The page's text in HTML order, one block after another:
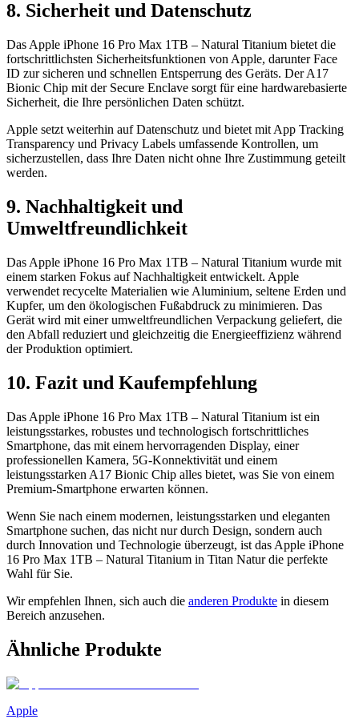
8. Sicherheit und Datenschutz
Das Apple iPhone 16 Pro Max 1TB – Natural Titanium bietet die
fortschrittlichsten Sicherheitsfunktionen von Apple, darunter Face
ID zur sicheren und schnellen Entsperrung des Geräts. Der A17
Bionic Chip mit der Secure Enclave sorgt für eine hardwarebasierte
Sicherheit, die Ihre persönlichen Daten schützt.
Apple setzt weiterhin auf Datenschutz und bietet mit App Tracking
Transparency und Privacy Labels umfassende Kontrollen, um
sicherzustellen, dass Ihre Daten nicht ohne Ihre Zustimmung geteilt
werden.
9. Nachhaltigkeit und
Umweltfreundlichkeit
Das Apple iPhone 16 Pro Max 1TB – Natural Titanium wurde mit
einem starken Fokus auf Nachhaltigkeit entwickelt. Apple
verwendet recycelte Materialien wie Aluminium, seltene Erden und
Kupfer, um den ökologischen Fußabdruck zu minimieren. Das
Gerät wird mit einer umweltfreundlichen Verpackung geliefert, die
den Abfall reduziert und gleichzeitig die Energieeffizienz während
der Produktion optimiert.
10. Fazit und Kaufempfehlung
Das Apple iPhone 16 Pro Max 1TB – Natural Titanium ist ein
leistungsstarkes, robustes und technologisch fortschrittliches
Smartphone, das mit einem hervorragenden Display, einer
professionellen Kamera, 5G-Konnektivität und einem
leistungsstarken A17 Bionic Chip alles bietet, was Sie von einem
Premium-Smartphone erwarten können.
Wenn Sie nach einem modernen, leistungsstarken und eleganten
Smartphone suchen, das nicht nur durch Design, sondern auch
durch Innovation und Technologie überzeugt, ist das Apple iPhone
16 Pro Max 1TB – Natural Titanium in Titan Natur die perfekte
Wahl für Sie.
Wir empfehlen Ihnen, sich auch die anderen Produkte in diesem
Bereich anzusehen.
Ähnliche Produkte
Apple